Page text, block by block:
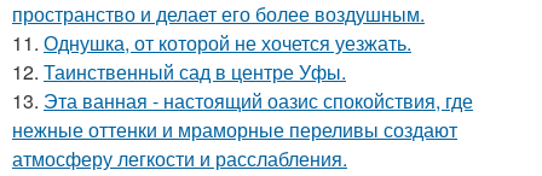
пространство и делает его более воздушным.
11. Однушка, от которой не хочется уезжать.
12. Таинственный сад в центре Уфы.
13. Эта ванная - настоящий оазис спокойствия, где
нежные оттенки и мраморные переливы создают
атмосферу легкости и расслабления.